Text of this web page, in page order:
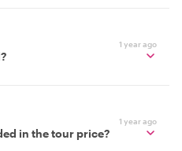
1 year ago
1 year ago
in the tour price?